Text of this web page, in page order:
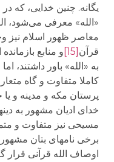
یگانه. چنین خدایی، که
«الله» معرفی می‌شود،
معاصر ظهور اسلام
قرآن [15]
و منابع
به «الله» باور داشتند،
کاملا متفاوت و گاه
پرستان مکه و مدینه و یا
خدای ادیان مشهور به
مسیحی نیز متفاوت و
برخی نامهای بتان
اوصاف الله قرآنی قرار